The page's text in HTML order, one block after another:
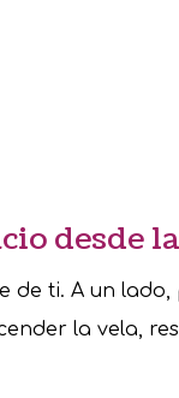
desde
de ti. A un
la vela,